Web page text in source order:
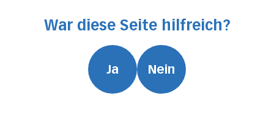
War diese Seite hilfreich?
Ja Nein